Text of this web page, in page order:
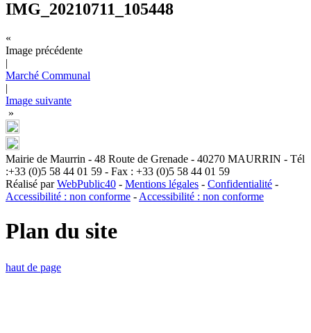
IMG_20210711_105448
«
Image précédente
|
Marché Communal
|
Image suivante
»
Mairie de Maurrin - 48 Route de Grenade - 40270 MAURRIN - Tél
:+33 (0)5 58 44 01 59 - Fax : +33 (0)5 58 44 01 59
Réalisé parWebPublic40 - Mentions légales - Confidentialité -
Accessibilité : non conforme -Accessibilité : non conforme
Plan du site
haut de page